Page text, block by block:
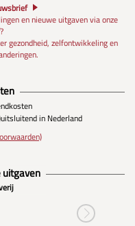
en nieuwe uitgaven via onze
?
gezondheid, zelfontwikkeling en
uitsluitend in Nederland